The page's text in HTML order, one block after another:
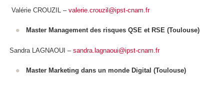
Valérie CROUZIL – valerie.crouzil@ipst-cnam.fr
Master Management des risques QSE et RSE (Toulouse)
Sandra LAGNAOUI – sandra.lagnaoui@ipst-cnam.fr
Master Marketing dans un monde Digital (Toulouse)